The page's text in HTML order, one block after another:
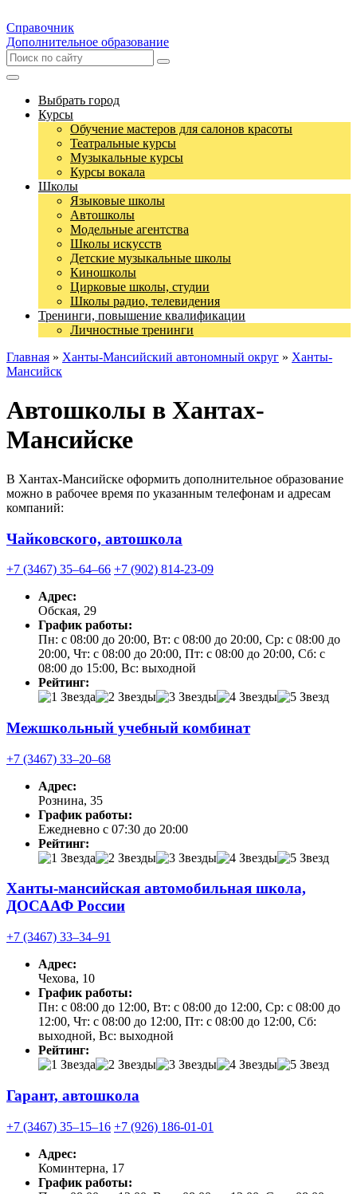
Справочник
Дополнительное образование
Выбрать город
Курсы
Обучение мастеров для салонов красоты
Театральные курсы
Музыкальные курсы
Курсы вокала
Школы
Языковые школы
Автошколы
Модельные агентства
Школы искусств
Детские музыкальные школы
Киношколы
Цирковые школы, студии
Школы радио, телевидения
Тренинги, повышение квалификации
Личностные тренинги
Главная » Ханты-Мансийский автономный округ » Ханты-
Мансийск
Автошколы в Хантах-
Мансийске
В Хантах-Мансийске оформить дополнительное образование
можно в рабочее время по указанным телефонам и адресам
компаний:
Чайковского, автошкола
+7 (3467) 35‒64‒66 +7 (902) 814-23-09
Адрес:
Обская, 29
График работы:
Пн: с 08:00 до 20:00, Вт: с 08:00 до 20:00, Ср: с 08:00 до
20:00, Чт: с 08:00 до 20:00, Пт: с 08:00 до 20:00, Сб: с
08:00 до 15:00, Вс: выходной
Рейтинг:
Межшкольный учебный комбинат
+7 (3467) 33‒20‒68
Адрес:
Рознина, 35
График работы:
Ежедневно с 07:30 до 20:00
Рейтинг:
Ханты-мансийская автомобильная школа,
ДОСААФ России
+7 (3467) 33‒34‒91
Адрес:
Чехова, 10
График работы:
Пн: с 08:00 до 12:00, Вт: с 08:00 до 12:00, Ср: с 08:00 до
12:00, Чт: с 08:00 до 12:00, Пт: с 08:00 до 12:00, Сб:
выходной, Вс: выходной
Рейтинг:
Гарант, автошкола
+7 (3467) 35‒15‒16 +7 (926) 186-01-01
Адрес:
Коминтерна, 17
График работы: